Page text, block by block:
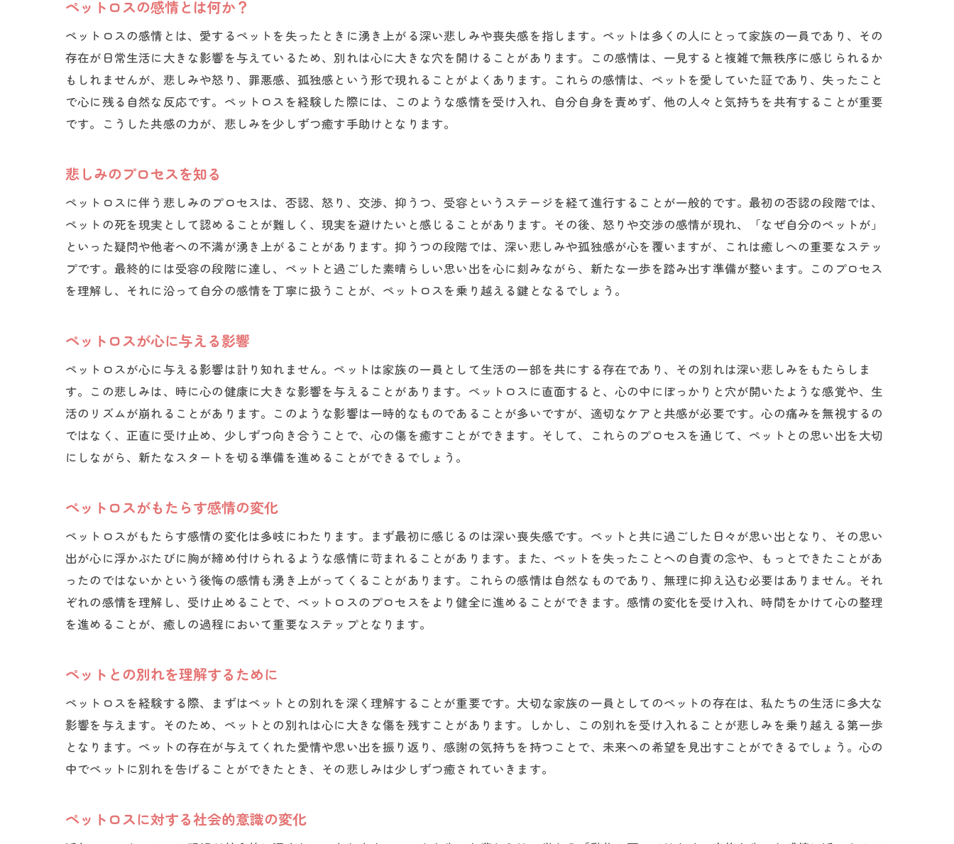
共感を通じた心の癒し
他者の経験に学ぶ
プロフェッショナルのサポートを受ける方法
共感を育む環境作り
癒しのためのステップを知る
自分自身を大切にする方法
ペットとの思い出を振り返る
日記やアートによる感情表現
自然の中でのリフレクション
家族や友人とのコミュニケーション
新しいルーティンの構築
専門家のアドバイス
ペットロスを乗り越えた人々の声
アルバムやメモリアルの作成
思い出を共有する方法
心に刻むペットの存在
記念日に思い出すことの重要性
感情を整理するためのヒント
ポジティブな視点を持つ
心の平和を保つための習慣
ペットロスの感情とは何か？
ペットロスの感情とは、愛するペットを失ったときに湧き上がる深い悲しみや喪失感を指します。ペットは多くの人にとって家族の一員であり、その
存在が日常生活に大きな影響を与えているため、別れは心に大きな穴を開けることがあります。この感情は、一見すると複雑で無秩序に感じられるか
もしれませんが、悲しみや怒り、罪悪感、孤独感という形で現れることがよくあります。これらの感情は、ペットを愛していた証であり、失ったこと
で心に残る自然な反応です。ペットロスを経験した際には、このような感情を受け入れ、自分自身を責めず、他の人々と気持ちを共有することが重要
です。こうした共感の力が、悲しみを少しずつ癒す手助けとなります。
悲しみのプロセスを知る
ペットロスに伴う悲しみのプロセスは、否認、怒り、交渉、抑うつ、受容というステージを経て進行することが一般的です。最初の否認の段階では、
ペットの死を現実として認めることが難しく、現実を避けたいと感じることがあります。その後、怒りや交渉の感情が現れ、「なぜ自分のペットが」
といった疑問や他者への不満が湧き上がることがあります。抑うつの段階では、深い悲しみや孤独感が心を覆いますが、これは癒しへの重要なステッ
プです。最終的には受容の段階に達し、ペットと過ごした素晴らしい思い出を心に刻みながら、新たな一歩を踏み出す準備が整います。このプロセス
を理解し、それに沿って自分の感情を丁寧に扱うことが、ペットロスを乗り越える鍵となるでしょう。
ペットロスが心に与える影響
ペットロスが心に与える影響は計り知れません。ペットは家族の一員として生活の一部を共にする存在であり、その別れは深い悲しみをもたらしま
す。この悲しみは、時に心の健康に大きな影響を与えることがあります。ペットロスに直面すると、心の中にぽっかりと穴が開いたような感覚や、生
活のリズムが崩れることがあります。このような影響は一時的なものであることが多いですが、適切なケアと共感が必要です。心の痛みを無視するの
ではなく、正直に受け止め、少しずつ向き合うことで、心の傷を癒すことができます。そして、これらのプロセスを通じて、ペットとの思い出を大切
にしながら、新たなスタートを切る準備を進めることができるでしょう。
ペットロスがもたらす感情の変化
ペットロスがもたらす感情の変化は多岐にわたります。まず最初に感じるのは深い喪失感です。ペットと共に過ごした日々が思い出となり、その思い
出が心に浮かぶたびに胸が締め付けられるような感情に苛まれることがあります。また、ペットを失ったことへの自責の念や、もっとできたことがあ
ったのではないかという後悔の感情も湧き上がってくることがあります。これらの感情は自然なものであり、無理に抑え込む必要はありません。それ
ぞれの感情を理解し、受け止めることで、ペットロスのプロセスをより健全に進めることができます。感情の変化を受け入れ、時間をかけて心の整理
を進めることが、癒しの過程において重要なステップとなります。
ペットとの別れを理解するために
ペットロスを経験する際、まずはペットとの別れを深く理解することが重要です。大切な家族の一員としてのペットの存在は、私たちの生活に多大な
影響を与えます。そのため、ペットとの別れは心に大きな傷を残すことがあります。しかし、この別れを受け入れることが悲しみを乗り越える第一歩
となります。ペットの存在が与えてくれた愛情や思い出を振り返り、感謝の気持ちを持つことで、未来への希望を見出すことができるでしょう。心の
中でペットに別れを告げることができたとき、その悲しみは少しずつ癒されていきます。
ペットロスに対する社会的意識の変化